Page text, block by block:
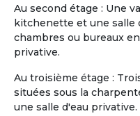
Au second étage : Une
kitchenette et une salle
chambres ou bureaux
privative.
Au troisième étage :
situées sous la
une salle d'eau privative.
terrasse avec
résidence
l’environnement
agréable à vivre.
familles, des
des personnes
r...